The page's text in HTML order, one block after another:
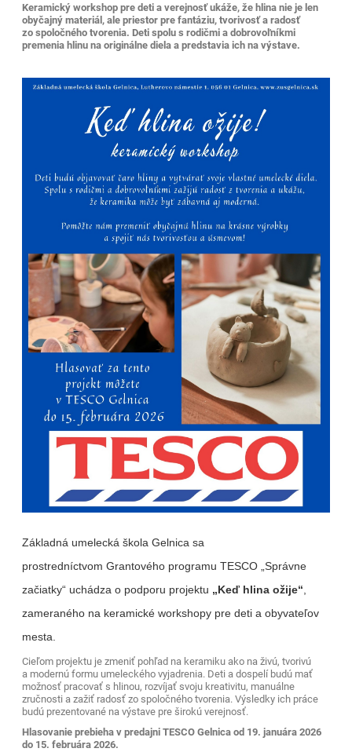
Keramický workshop pre deti a verejnosť ukáže, že hlina nie je len
obyčajný materiál, ale priestor pre fantáziu, tvorivosť a radosť
zo spoločného tvorenia. Deti spolu s rodičmi a dobrovoľníkmi
premenia hlinu na originálne diela a predstavia ich na výstave.
Základná umelecká škola Gelnica sa
prostredníctvom Grantového programu TESCO „Správne
začiatky“ uchádza o podporu projektu „Keď hlina ožije“
zameraného na keramické workshopy pre deti a obyvateľov
mesta.
Cieľom projektu je zmeniť pohľad na keramiku ako na živú, tvorivú
a modernú formu umeleckého vyjadrenia. Deti a dospelí budú mať
možnosť pracovať s hlinou, rozvíjať svoju kreativitu, manuálne
zručnosti a zažiť radosť zo spoločného tvorenia. Výsledky ich práce
budú prezentované na výstave pre širokú verejnosť.
Hlasovanie prebieha v predajni TESCO Gelnica od 19. januára 2026
do 15. februára 2026.